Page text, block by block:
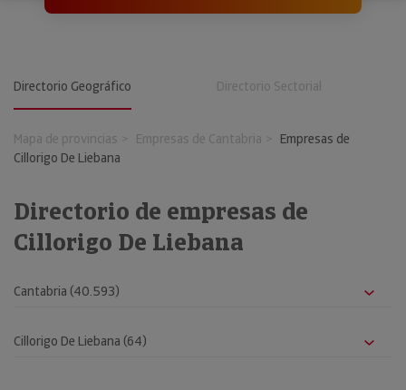
Directorio Geográfico Directorio Sectorial
Mapa de provincias Empresas de Cantabria
Empresas de
Cillorigo De Liebana
Directorio de empresas de
Cillorigo De Liebana